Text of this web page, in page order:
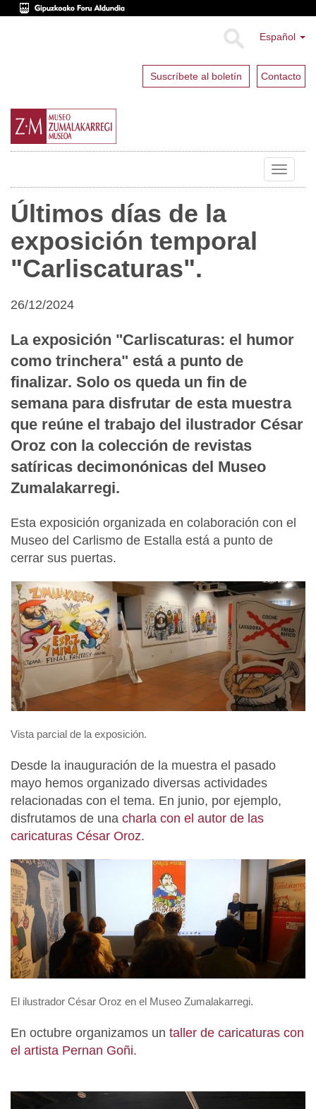
Español
Suscríbete al boletín Contacto
Toggle
Últimos días de la
exposición temporal
"Carliscaturas".
26/12/2024
La exposición "Carliscaturas: el humor
como trinchera" está a punto de
finalizar. Solo os queda un fin de
semana para disfrutar de esta muestra
que reúne el trabajo del ilustrador César
Oroz con la colección de revistas
satíricas decimonónicas del Museo
Zumalakarregi.
Esta exposición organizada en colaboración con el
Museo del Carlismo de Estalla está a punto de
cerrar sus puertas.
Vista parcial de la exposición.
Desde la inauguración de la muestra el pasado
mayo hemos organizado diversas actividades
relacionadas con el tema. En junio, por ejemplo,
disfrutamos de una charla con el autor de las
caricaturas César Oroz.
El ilustrador César Oroz en el Museo Zumalakarregi.
En octubre organizamos un taller de caricaturas con
el artista Pernan Goñi.